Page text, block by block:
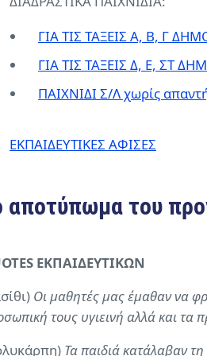
ΓΙΑ ΤΙΣ ΤΑΞΕΙΣ Α, Β, Γ
ΓΙΑ ΤΙΣ ΤΑΞΕΙΣ Δ, Ε, ΣΤ
ΠΑΙΧΝΙΔΙ Σ/Λ χωρίς
ΕΚΠΑΙΔΕΥΤΙΚΕΣ ΑΦΙΣΕΣ
αποτύπωμα του
ΕΚΠΑΙΔΕΥΤΙΚΩΝ
Οι μαθητές μας έμαθαν να
τους υγιεινή αλλά και τα
Τα παιδιά κατάλαβαν